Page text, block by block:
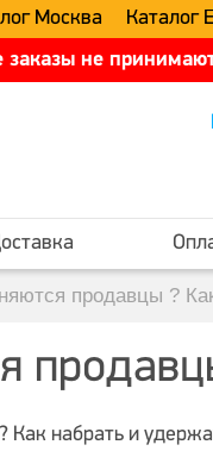
Москва Каталог
не
продавцы ?